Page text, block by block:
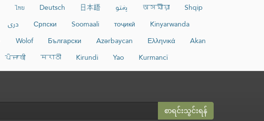
ไทย Deutsch 日本語 پښتو অসমীয়া
Shqip
دری Српски Soomaali тоҷикӣ
Kinyarwanda
Wolof Български Azərbaycan Ελληνικά
Akan
ਪੰਜਾਬੀ मराठी Kirundi Yao Kurmancî
စာရင်းသွင်းရန်